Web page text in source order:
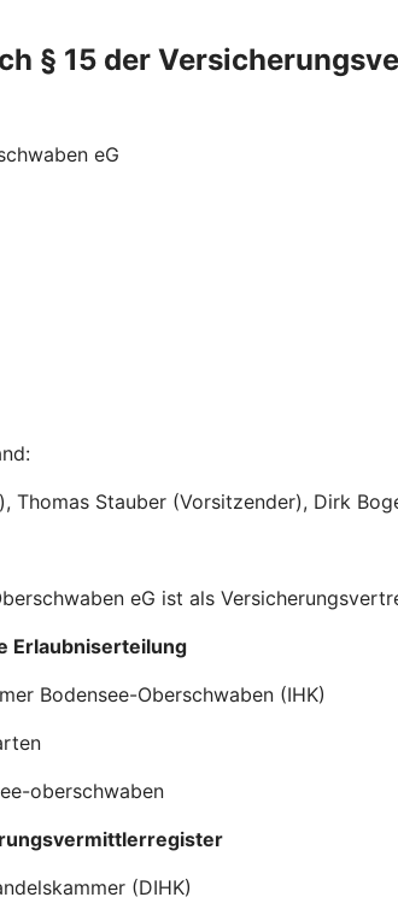
§ 15 der
eG
Thomas Stauber (Vorsitzender), Dirk
eG ist als
Erlaubniserteilung
Bodensee-Oberschwaben (IHK)
oberschwaben
(DIHK)